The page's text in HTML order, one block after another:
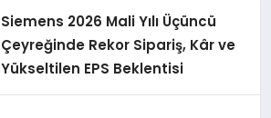
Siemens 2026 Mali Yılı Üçüncü
Çeyreğinde Rekor Sipariş, Kâr ve
Yükseltilen EPS Beklentisi